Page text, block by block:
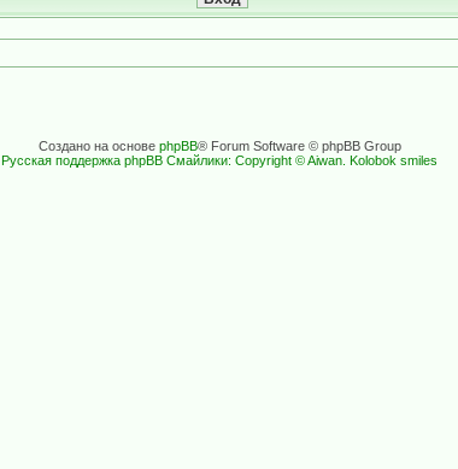
Создано на основе phpBB® Forum Software © phpBB Group
Русская поддержка phpBB Смайлики: Copyright © Aiwan. Kolobok smiles